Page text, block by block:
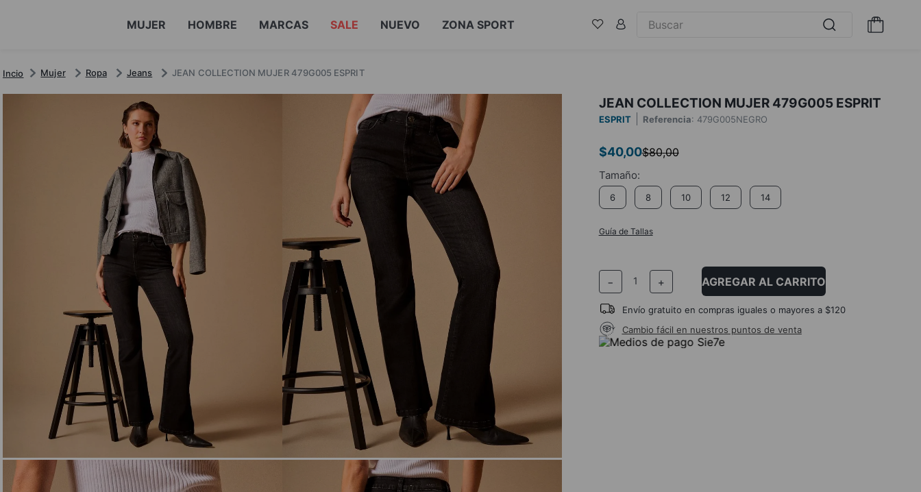
MUJER HOMBRE MARCAS SALE NUEVO ZONA SPORT
Mujer Ropa Jeans JEAN COLLECTION MUJER 479G005 ESPRIT
JEAN COLLECTION MUJER 479G005 ESPRIT
ESPRIT Referencia: 479G005NEGRO
$40,00$80,00
6 8 10 12 14
Guía de Tallas
＋
－ AGREGAR AL CARRITO
Envío gratuito en compras iguales o mayores a $120
Cambio fácil en nuestros puntos de venta